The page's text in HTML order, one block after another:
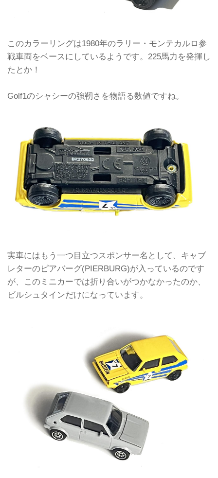
このカラーリングは1980年のラリー・モンテカルロ参
戦車両をベースにしているようです。225馬力を発揮し
たとか！
Golf1のシャシーの強靭さを物語る数値ですね。
実車にはもう一つ目立つスポンサー名として、キャブ
レターのピアバーグ(PIERBURG)が入っているのです
が、このミニカーでは折り合いがつかなかったのか、
ビルシュタインだけになっています。